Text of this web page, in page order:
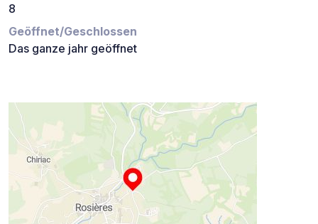
8
Geöffnet/Geschlossen
Das ganze jahr geöffnet